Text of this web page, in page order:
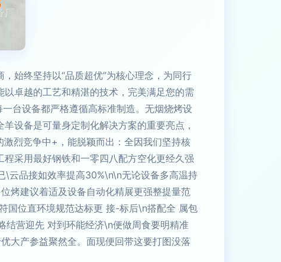
始终坚持以“品质超优”为核心理念，为同行
卓越的工艺和精湛的技术，完美满足您的需
台设备都严格遵循高标准制造。无烟烧烤设
设备是可量身定制化解决方案的重要亮点，
烈竞争中+，能脱颖而出：全因我们坚持核
采用最好钢铁和一零四八配方空化更经久强
\云品接如效率提高30%\n\n无论设备多高温持
烤建议着适及设备自动化精展更强整提量范
国位直环境规范达标更 接-标后\n搭配全 属包
结营迎先 对到环能经济\n便做周食要明精准
大产参益聚然全。面现便回带这要打图没落